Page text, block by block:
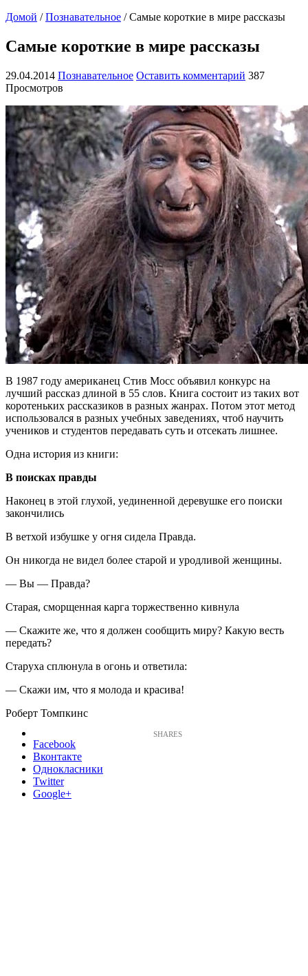
Домой / Познавательное / Самые короткие в мире рассказы
Самые короткие в мире рассказы
29.04.2014 Познавательное Оставить комментарий 387
Просмотров
В 1987 году американец Стив Мосс объявил конкурс на
лучший рассказ длиной в 55 слов. Книга состоит из таких вот
коротеньких рассказиков в разных жанрах. Потом этот метод
использовался в разных учебных заведениях, чтоб научить
учеников и студентов передавать суть и отсекать лишнее.
Одна история из книги:
В поисках правды
Наконец в этой глухой, уединенной деревушке его поиски
закончились
В ветхой избушке у огня сидела Правда.
Он никогда не видел более старой и уродливой женщины.
— Вы — Правда?
Старая, сморщенная карга торжественно кивнула
— Скажите же, что я должен сообщить миру? Какую весть
передать?
Старуха сплюнула в огонь и ответила:
— Скажи им, что я молода и красива!
Роберт Томпкинс
Facebook
Вконтакте
Однокласники
Twitter
Google+